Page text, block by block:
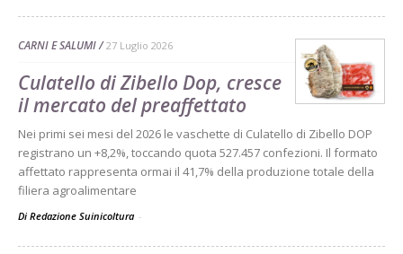
CARNI E SALUMI 27 Luglio 2026
Culatello di Zibello Dop, cresce
il mercato del preaffettato
Nei primi sei mesi del 2026 le vaschette di Culatello di Zibello DOP
registrano un +8,2%, toccando quota 527.457 confezioni. Il formato
affettato rappresenta ormai il 41,7% della produzione totale della
filiera agroalimentare
Di Redazione Suinicoltura -